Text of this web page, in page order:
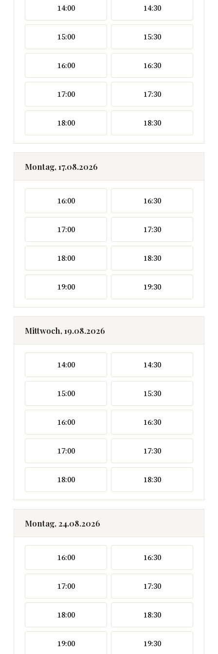
14:00 14:30
15:00 15:30
16:00 16:30
17:00 17:30
18:00 18:30
Montag, 17.08.2026
16:00 16:30
17:00 17:30
18:00 18:30
19:00 19:30
Mittwoch, 19.08.2026
14:00 14:30
15:00 15:30
16:00 16:30
17:00 17:30
18:00 18:30
Montag, 24.08.2026
16:00 16:30
17:00 17:30
18:00 18:30
19:00 19:30